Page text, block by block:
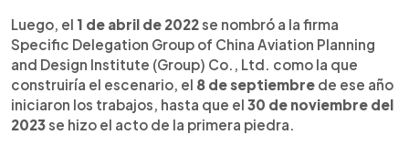
Luego, el 1 de abril de 2022se nombró a la firma
Specific Delegation Group of China Aviation Planning
and Design Institute (Group) Co., Ltd. como la que
construiría el escenario, el 8 de septiembre de ese año
iniciaron los trabajos, hasta que el 30 de noviembre del
2023se hizo el acto de la primera piedra.